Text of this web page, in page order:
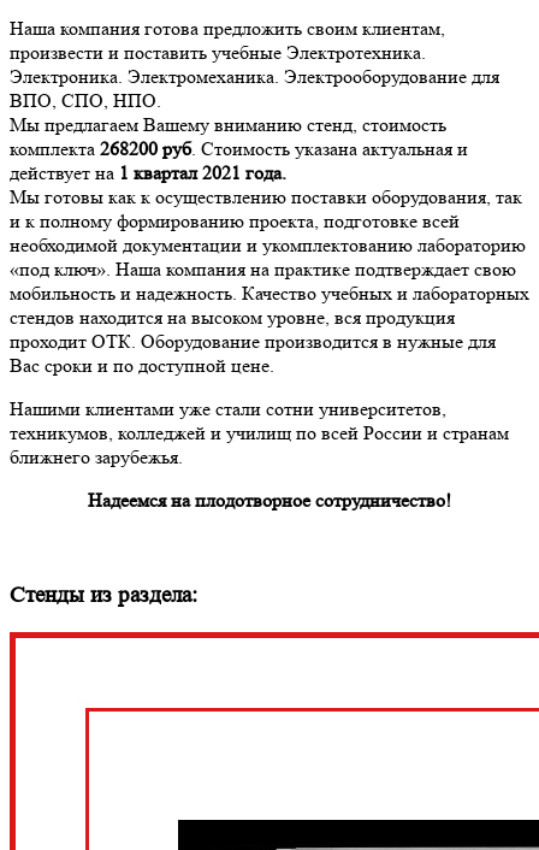
Наша компания готова предложить своим клиентам,
произвести и поставить учебные Электротехника.
Электроника. Электромеханика. Электрооборудование для
ВПО, СПО, НПО.
Мы предлагаем Вашему вниманию стенд, стоимость
комплекта 268200 руб. Стоимость указана актуальная и
действует на 1 квартал 2021 года.
Мы готовы как к осуществлению поставки оборудования, так
и к полному формированию проекта, подготовке всей
необходимой документации и укомплектованию лабораторию
«под ключ». Наша компания на практике подтверждает свою
мобильность и надежность. Качество учебных и лабораторных
стендов находится на высоком уровне, вся продукция
проходит ОТК. Оборудование производится в нужные для
Вас сроки и по доступной цене.
Нашими клиентами уже стали сотни университетов,
техникумов, колледжей и училищ по всей России и странам
ближнего зарубежья.
Надеемся на плодотворное сотрудничество!
Стенды из раздела: